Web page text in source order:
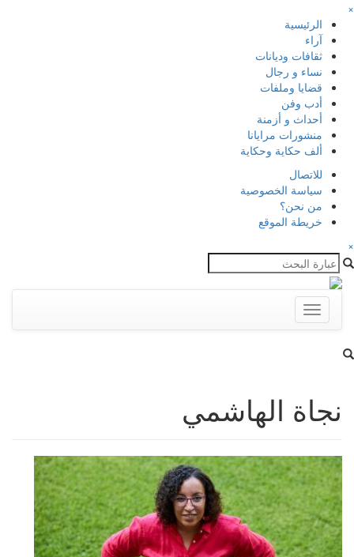
×
الرئيسية
آراء
ثقافات وديانات
نساء و رجال
قضايا وملفات
أدب وفن
أحداث و أزمنة
منشورات مرايانا
ألف حكاية وحكاية
للاتصال
سياسة الخصوصية
من نحن؟
خريطة الموقع
×
Toggle
navigation
نجاة الهاشمي